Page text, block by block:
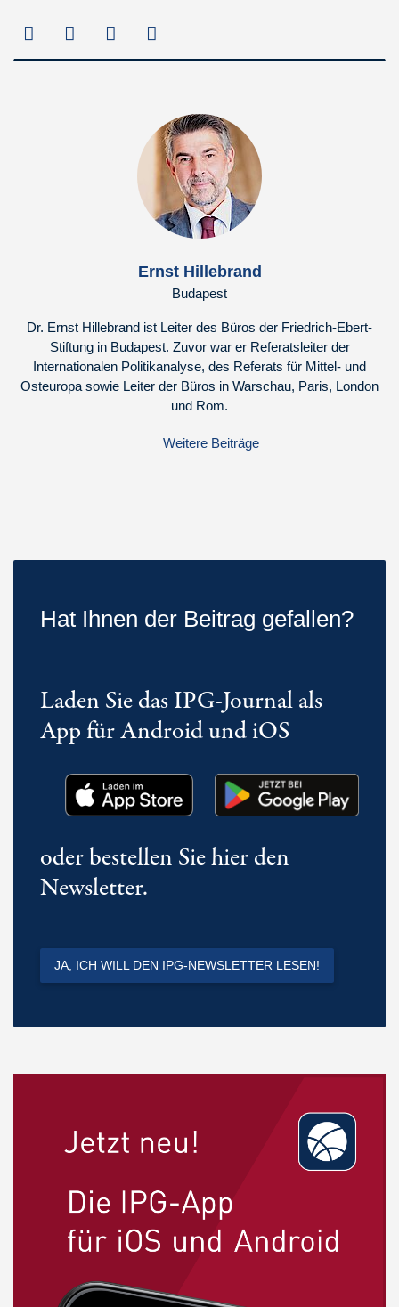
Ernst Hillebrand
Budapest
Dr. Ernst Hillebrand ist Leiter des Büros der Friedrich-Ebert-
Stiftung in Budapest. Zuvor war er Referatsleiter der
Internationalen Politikanalyse, des Referats für Mittel- und
Osteuropa sowie Leiter der Büros in Warschau, Paris, London
und Rom.
Weitere Beiträge
Hat Ihnen der Beitrag gefallen?
Laden Sie das IPG-Journal als
App für Android und iOS
oder bestellen Sie hier den
Newsletter.
JA, ICH WILL DEN IPG-NEWSLETTER LESEN!